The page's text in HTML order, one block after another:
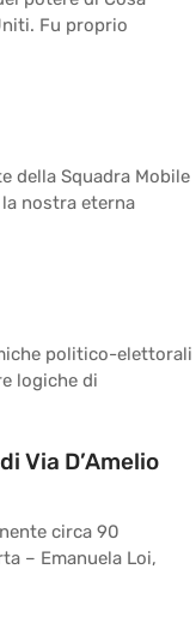
Fu proprio
della Squadra Mobile
nostra eterna
politico-elettorali
logiche di
Via D’Amelio
circa 90
– Emanuela Loi,